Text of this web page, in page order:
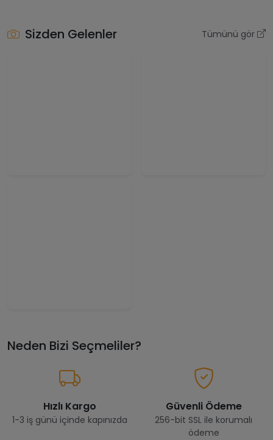
Sizden Gelenler Tümünü gör
Neden Bizi Seçmeliler?
Hızlı Kargo
1-3 iş günü içinde kapınızda
Güvenli Ödeme
256-bit SSL ile korumalı
ödeme